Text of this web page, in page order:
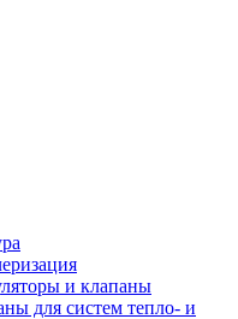
и клапаны
для систем тепло- и